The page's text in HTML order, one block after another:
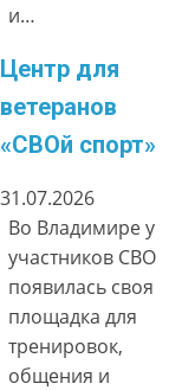
и…
Центр для
ветеранов
«СВОй спорт»
31.07.2026
Во Владимире у
участников СВО
появилась своя
площадка для
тренировок,
общения и